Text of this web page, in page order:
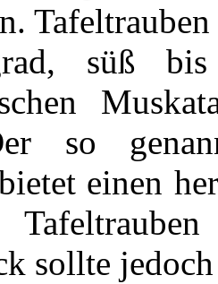
süß
so
einen
sollte